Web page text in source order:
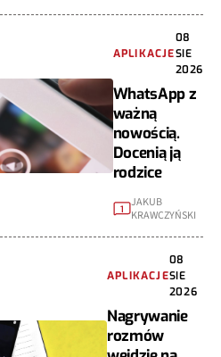
APLIKACJE
08
SIE
2026
WhatsApp z
ważną
nowością.
Docenią ją
rodzice
1
JAKUB
KRAWCZYŃSKI
APLIKACJE
08
SIE
2026
Nagrywanie
rozmów